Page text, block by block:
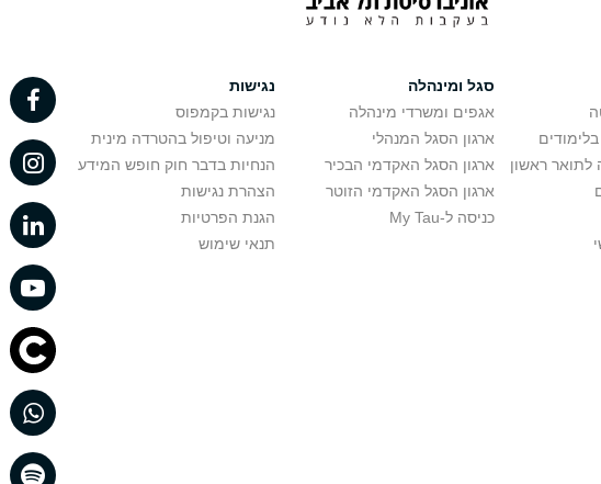
לתואר ראשון
סגל ומינהלה
אגפים ומשרדי מינהלה
ארגון הסגל המנהלי
ארגון הסגל האקדמי הבכיר
ארגון הסגל האקדמי הזוטר
כניסה ל-My Tau
נגישות
נגישות בקמפוס
מניעה וטיפול בהטרדה מינית
הנחיות בדבר חוק חופש המידע
הצהרת נגישות
הגנת הפרטיות
תנאי שימוש